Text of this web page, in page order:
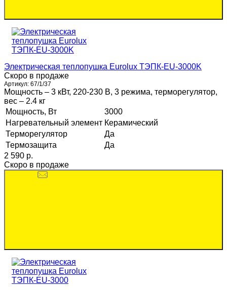
Электрическая теплопушка Eurolux ТЭПК-EU-3000K
Скоро в продаже
Артикул: 67/1/37
Мощность – 3 кВт, 220-230 В, 3 режима, терморегулятор,
вес – 2.4 кг
Мощность, Вт
3000
Нагревательный элемент Керамический
Терморегулятор
Да
Термозащита
Да
2 590 p.
Скоро в продаже